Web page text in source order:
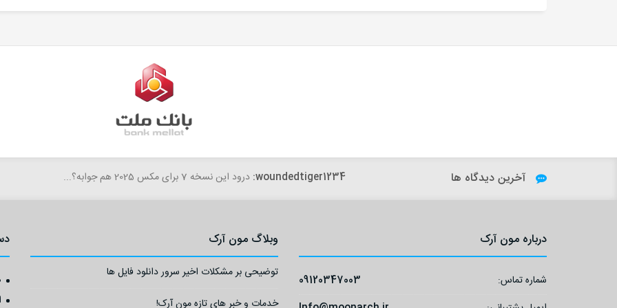
آخرین دیدگاه ها woundedtiger1234: درود این نسخه 7 برای مکس 2025 هم جوابه؟... fatemeh.dfard: سلام،خسته نباشید. با تشکر از سایت خوب و آبجکت های رئالی که
درباره مون آرک
شماره تماس:
09120347003
وبلاگ مون آرک
توضیحی بر مشکلات اخیر سرور دانلود فایل ها
خدمات و خبر های تازه مون آرک!